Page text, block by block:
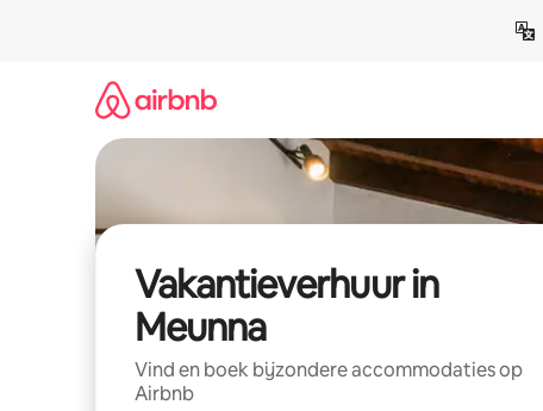
Vakantieverhuur in
Meunna
Vind en boek bijzondere accommodaties op
Airbnb